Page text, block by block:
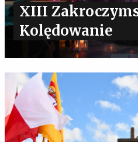
XIII
Kolędowanie